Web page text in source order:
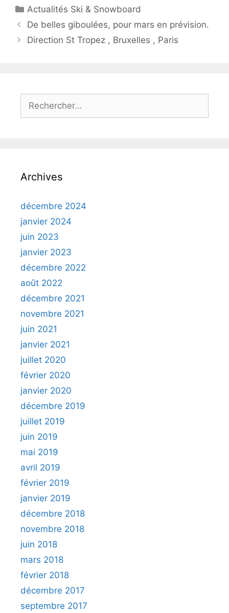
Catégories
Actualités Ski & Snowboard
De belles giboulées, pour mars en prévision.
Direction St Tropez , Bruxelles , Paris
Rechercher :
Archives
décembre 2024
janvier 2024
juin 2023
janvier 2023
décembre 2022
août 2022
décembre 2021
novembre 2021
juin 2021
janvier 2021
juillet 2020
février 2020
janvier 2020
décembre 2019
juillet 2019
juin 2019
mai 2019
avril 2019
février 2019
janvier 2019
décembre 2018
novembre 2018
juin 2018
mars 2018
février 2018
décembre 2017
septembre 2017